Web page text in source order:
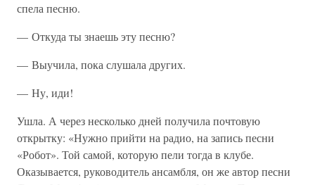
спела песню.
— Откуда ты знаешь эту песню?
— Выучила, пока слушала других.
— Ну, иди!
Ушла. А через несколько дней получила почтовую
открытку: «Нужно прийти на радио, на запись песни
«Робот». Той самой, которую пели тогда в клубе.
Оказывается, руководитель ансамбля, он же автор песни